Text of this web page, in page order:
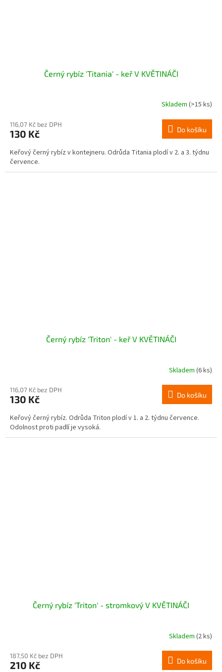
Černý rybíz 'Titania' - keř V KVĚTINÁČI
Skladem (>15 ks)
116,07 Kč bez DPH
130 Kč Do košíku
Keřový černý rybíz v kontejneru. Odrůda Titania plodí v 2. a 3. týdnu
července.
Černý rybíz 'Triton' - keř V KVĚTINÁČI
Skladem (6 ks)
116,07 Kč bez DPH
130 Kč Do košíku
Keřový černý rybíz. Odrůda Triton plodí v 1. a 2. týdnu července.
Odolnost proti padlí je vysoká.
Černý rybíz 'Triton' - stromkový V KVĚTINÁČI
Skladem (2 ks)
187,50 Kč bez DPH
210 Kč Do košíku